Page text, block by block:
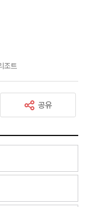
조트
공유